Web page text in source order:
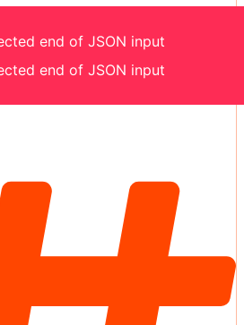
end of JSON input
end of JSON input